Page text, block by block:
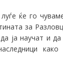
ќе го
за
ја научат и да
како